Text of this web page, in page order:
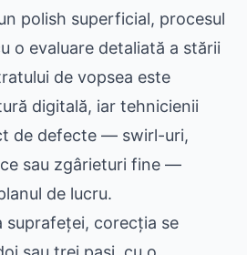
polish superficial, procesul
o evaluare detaliată a stării
de vopsea este
digitală, iar tehnicienii
de defecte — swirl-uri,
sau zgârieturi fine —
de lucru.
suprafeței, corecția se